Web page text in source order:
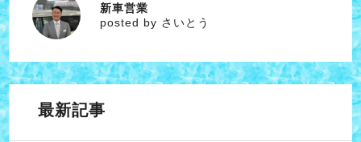
さいとう
新車営業
posted by さいとう
最新記事